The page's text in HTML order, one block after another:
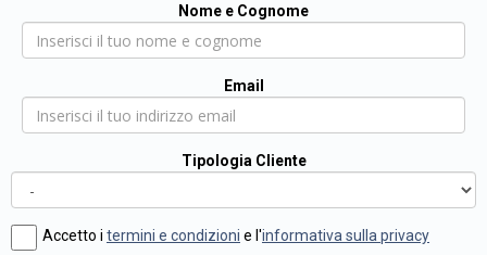
Nome e Cognome
Email
Tipologia Cliente
Accetto i termini e condizioni e l'informativa sulla privacy